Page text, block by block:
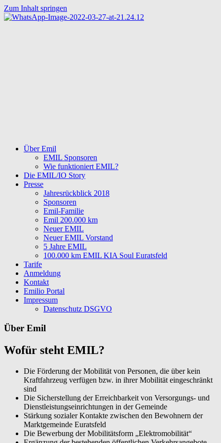
Zum Inhalt springen
Über Emil
EMIL Sponsoren
Wie funktioniert EMIL?
Die EMIL/IO Story
Presse
Jahresrückblick 2018
Sponsoren
Emil-Familie
Emil 200.000 km
Neuer EMIL
Neuer EMIL Vorstand
5 Jahre EMIL
100.000 km EMIL KIA Soul Euratsfeld
Tarife
Anmeldung
Kontakt
Emilio Portal
Impressum
Datenschutz DSGVO
Über Emil
Wofür steht EMIL?
Die Förderung der Mobilität von Personen, die über kein
Kraftfahrzeug verfügen bzw. in ihrer Mobilität eingeschränkt
sind
Die Sicherstellung der Erreichbarkeit von Versorgungs- und
Dienstleistungseinrichtungen in der Gemeinde
Stärkung sozialer Kontakte zwischen den Bewohnern der
Marktgemeinde Euratsfeld
Die Bewerbung der Mobilitätsform „Elektromobilität“